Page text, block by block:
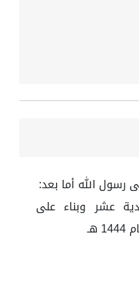
رسول الله أما بعد:
عشر وبناء على